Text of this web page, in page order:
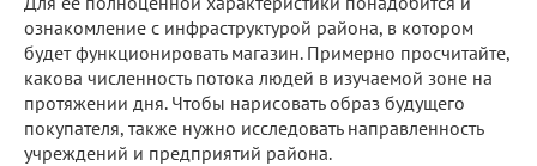
ознакомление с инфраструктурой района, в котором
будет функционировать магазин. Примерно просчитайте,
какова численность потока людей в изучаемой зоне на
протяжении дня. Чтобы нарисовать образ будущего
покупателя, также нужно исследовать направленность
учреждений и предприятий района.